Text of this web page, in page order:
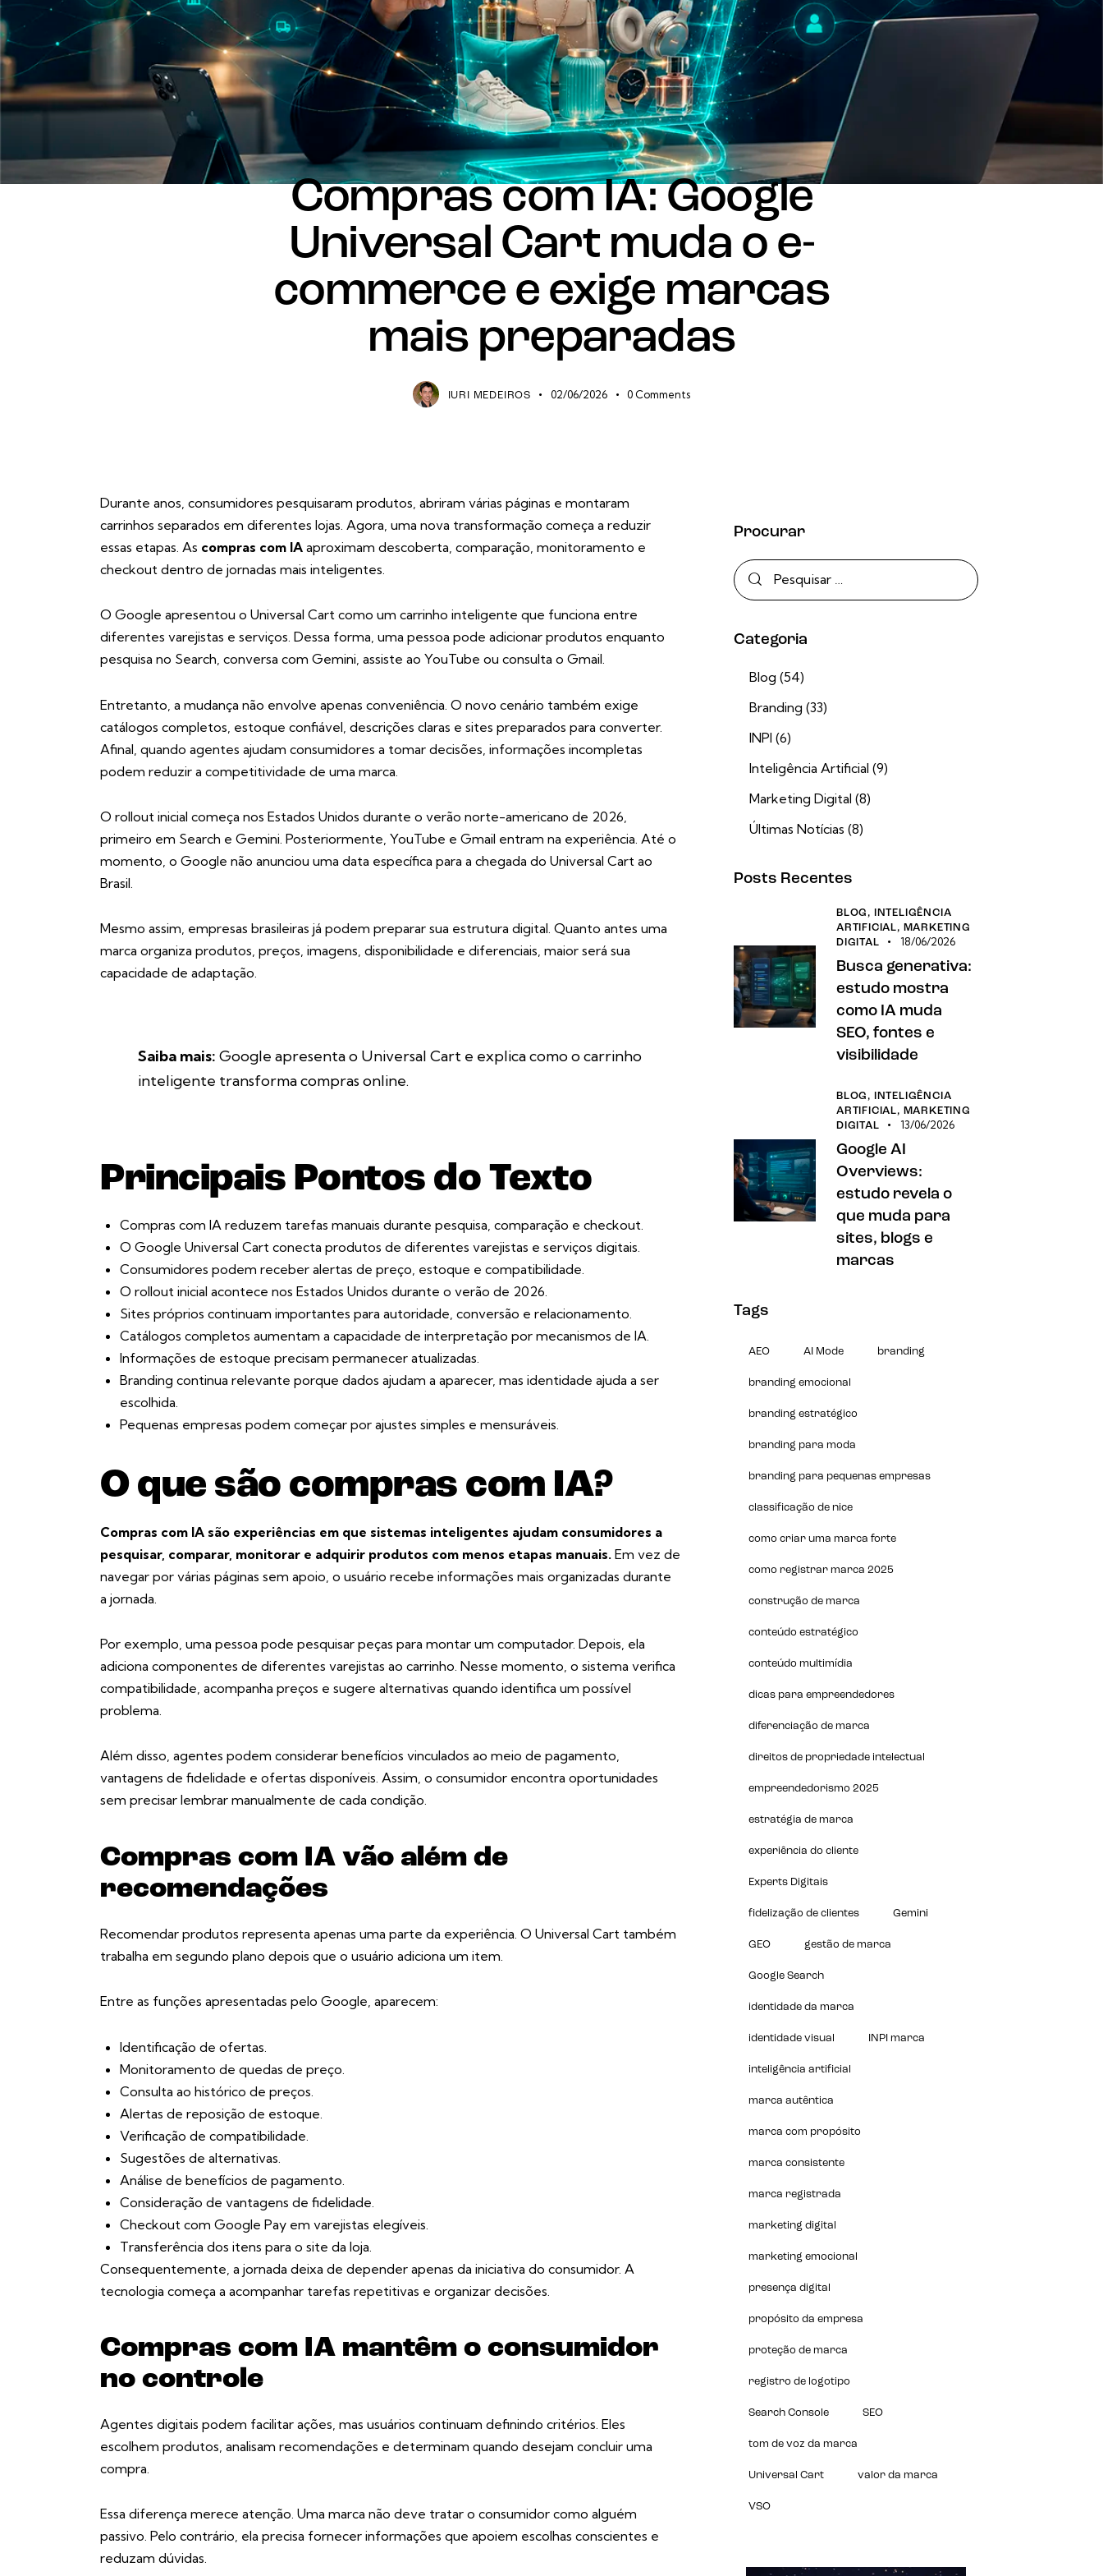
INTELIGÊNCIA ARTIFICIAL MARKETING DIGITAL
Compras com IA: Google
Universal Cart muda o e-
commerce e exige marcas
mais preparadas
IURI MEDEIROS 02/06/2026 0 Comments
Durante anos, consumidores pesquisaram produtos, abriram várias páginas e montaram
carrinhos separados em diferentes lojas. Agora, uma nova transformação começa a reduzir
essas etapas. As compras com IA aproximam descoberta, comparação, monitoramento e
checkout dentro de jornadas mais inteligentes.
O Google apresentou o Universal Cart como um carrinho inteligente que funciona entre
diferentes varejistas e serviços. Dessa forma, uma pessoa pode adicionar produtos enquanto
pesquisa no Search, conversa com Gemini, assiste ao YouTube ou consulta o Gmail.
Entretanto, a mudança não envolve apenas conveniência. O novo cenário também exige
catálogos completos, estoque confiável, descrições claras e sites preparados para converter.
Afinal, quando agentes ajudam consumidores a tomar decisões, informações incompletas
podem reduzir a competitividade de uma marca.
O rollout inicial começa nos Estados Unidos durante o verão norte-americano de 2026,
primeiro em Search e Gemini. Posteriormente, YouTube e Gmail entram na experiência. Até o
momento, o Google não anunciou uma data específica para a chegada do Universal Cart ao
Brasil.
Mesmo assim, empresas brasileiras já podem preparar sua estrutura digital. Quanto antes uma
marca organiza produtos, preços, imagens, disponibilidade e diferenciais, maior será sua
capacidade de adaptação.
Saiba mais: Google apresenta o Universal Cart e explica como o carrinho
inteligente transforma compras online.
Principais Pontos do Texto
Compras com IA reduzem tarefas manuais durante pesquisa, comparação e checkout.
O Google Universal Cart conecta produtos de diferentes varejistas e serviços digitais.
Consumidores podem receber alertas de preço, estoque e compatibilidade.
O rollout inicial acontece nos Estados Unidos durante o verão de 2026.
Sites próprios continuam importantes para autoridade, conversão e relacionamento.
Catálogos completos aumentam a capacidade de interpretação por mecanismos de IA.
Informações de estoque precisam permanecer atualizadas.
Branding continua relevante porque dados ajudam a aparecer, mas identidade ajuda a ser
escolhida.
Pequenas empresas podem começar por ajustes simples e mensuráveis.
O que são compras com IA?
Compras com IA são experiências em que sistemas inteligentes ajudam consumidores a
pesquisar, comparar, monitorar e adquirir produtos com menos etapas manuais. Em vez de
navegar por várias páginas sem apoio, o usuário recebe informações mais organizadas durante
a jornada.
Por exemplo, uma pessoa pode pesquisar peças para montar um computador. Depois, ela
adiciona componentes de diferentes varejistas ao carrinho. Nesse momento, o sistema verifica
compatibilidade, acompanha preços e sugere alternativas quando identifica um possível
problema.
Além disso, agentes podem considerar benefícios vinculados ao meio de pagamento,
vantagens de fidelidade e ofertas disponíveis. Assim, o consumidor encontra oportunidades
sem precisar lembrar manualmente de cada condição.
Compras com IA vão além de
recomendações
Recomendar produtos representa apenas uma parte da experiência. O Universal Cart também
trabalha em segundo plano depois que o usuário adiciona um item.
Entre as funções apresentadas pelo Google, aparecem:
Identificação de ofertas.
Monitoramento de quedas de preço.
Consulta ao histórico de preços.
Alertas de reposição de estoque.
Verificação de compatibilidade.
Sugestões de alternativas.
Análise de benefícios de pagamento.
Consideração de vantagens de fidelidade.
Checkout com Google Pay em varejistas elegíveis.
Transferência dos itens para o site da loja.
Consequentemente, a jornada deixa de depender apenas da iniciativa do consumidor. A
tecnologia começa a acompanhar tarefas repetitivas e organizar decisões.
Compras com IA mantêm o consumidor
no controle
Agentes digitais podem facilitar ações, mas usuários continuam definindo critérios. Eles
escolhem produtos, analisam recomendações e determinam quando desejam concluir uma
compra.
Essa diferença merece atenção. Uma marca não deve tratar o consumidor como alguém
passivo. Pelo contrário, ela precisa fornecer informações que apoiem escolhas conscientes e
reduzam dúvidas.
Procurar
Categoria
Blog (54)
Branding (33)
INPI (6)
Inteligência Artificial (9)
Marketing Digital (8)
Últimas Notícias (8)
Posts Recentes
BLOG,
INTELIGÊNCIA
ARTIFICIAL, MARKETING
DIGITAL
18/06/2026
Busca generativa:
estudo mostra
como IA muda
SEO, fontes e
visibilidade
BLOG,
INTELIGÊNCIA
ARTIFICIAL, MARKETING
DIGITAL
13/06/2026
Google AI
Overviews:
estudo revela o
que muda para
sites, blogs e
marcas
Tags
AEO AI Mode branding
branding emocional
branding estratégico
branding para moda
branding para pequenas empresas
classificação de nice
como criar uma marca forte
como registrar marca 2025
construção de marca
conteúdo estratégico
conteúdo multimídia
dicas para empreendedores
diferenciação de marca
direitos de propriedade intelectual
empreendedorismo 2025
estratégia de marca
experiência do cliente
Experts Digitais
fidelização de clientes Gemini
GEO gestão de marca
Google Search
identidade da marca
identidade visual INPI marca
inteligência artificial
marca autêntica
marca com propósito
marca consistente
marca registrada
marketing digital
marketing emocional
presença digital
propósito da empresa
proteção de marca
registro de logotipo
Search Console SEO
tom de voz da marca
Universal Cart valor da marca
VSO